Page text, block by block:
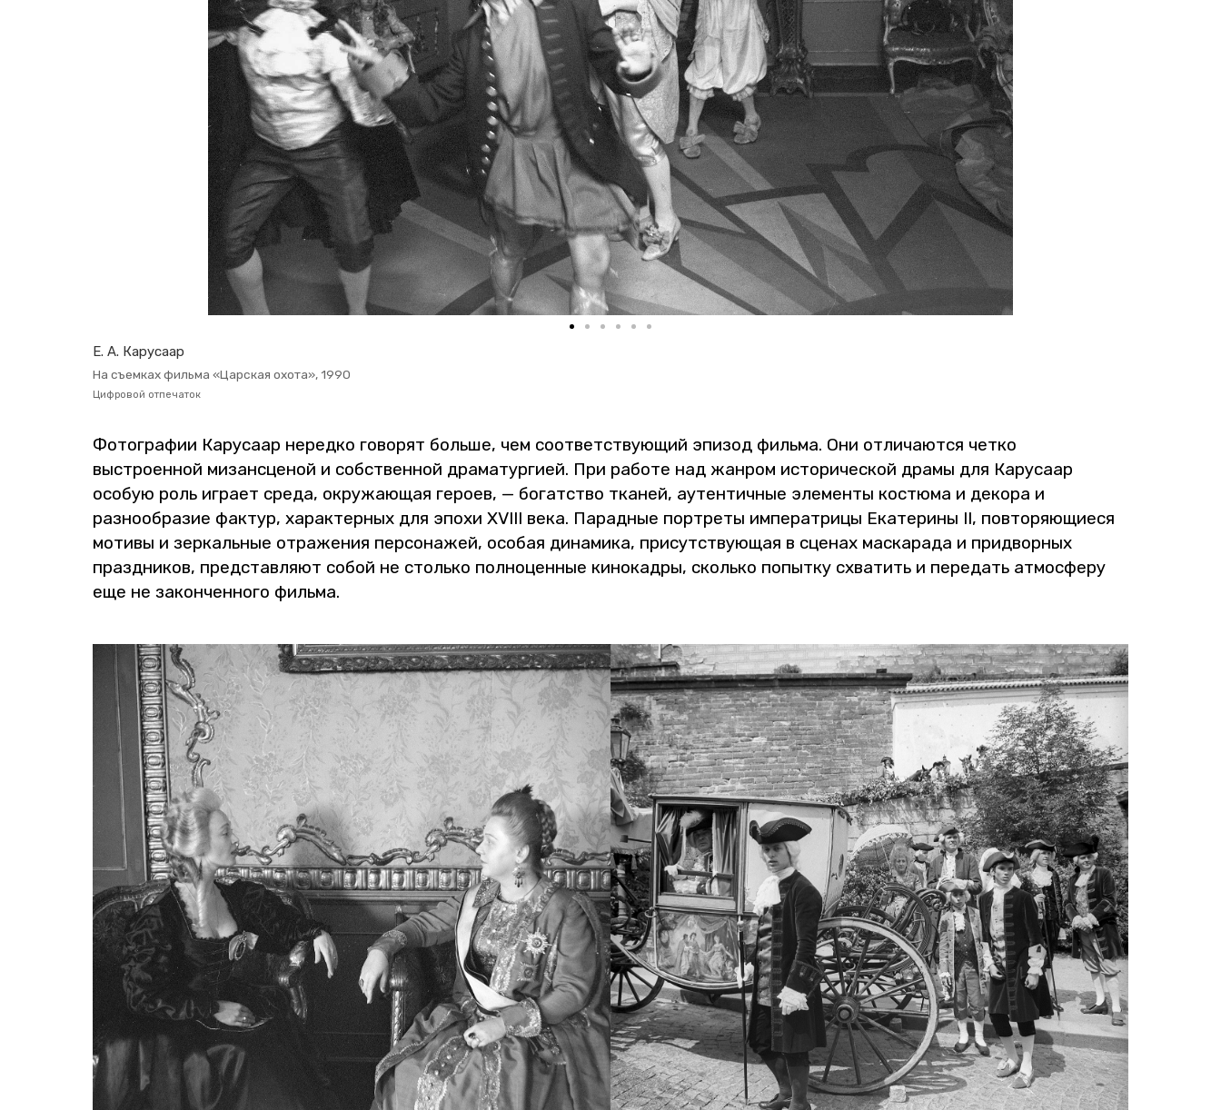
Е. А. Ка­ру­са­ар
На съем­ках филь­ма «Цар­ская охота», 1990
Циф­ро­вой от­пе­ча­ток
Фо­то­гра­фии Ка­ру­са­ар неред­ко го­во­рят боль­ше, чем со­от­вет­ству­ю­щий эпи­зод филь­ма. Они от­ли­ча­ют­ся четко
вы­стро­ен­ной ми­зан­сце­ной и соб­ствен­ной дра­ма­тур­ги­ей. При ра­бо­те над жан­ром ис­то­ри­че­ской драмы для Ка­ру­са­ар
осо­бую роль иг­ра­ет среда, окру­жа­ю­щая ге­ро­ев, — бо­гат­ство тка­ней, аутен­тич­ные эле­мен­ты ко­стю­ма и де­ко­ра и
раз­но­об­ра­зие фак­тур, ха­рак­тер­ных для эпохи XVIII века. Па­рад­ные порт­ре­ты им­пе­ра­три­цы Ека­те­ри­ны II, по­вто­ря­ю­щи­е­ся
мо­ти­вы и зер­каль­ные от­ра­же­ния пер­со­на­жей, осо­бая ди­на­ми­ка, при­сут­ству­ю­щая в сце­нах мас­ка­ра­да и при­двор­ных
празд­ни­ков, пред­став­ля­ют собой не столь­ко пол­но­цен­ные ки­но­кад­ры, сколь­ко по­пыт­ку схва­тить и пе­ре­дать ат­мо­сфе­ру
еще не за­кон­чен­но­го филь­ма.